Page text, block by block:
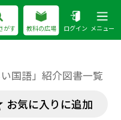
がす 教科の広場 ログイン メニュー
国語」紹介図書一覧
お気に入りに追加